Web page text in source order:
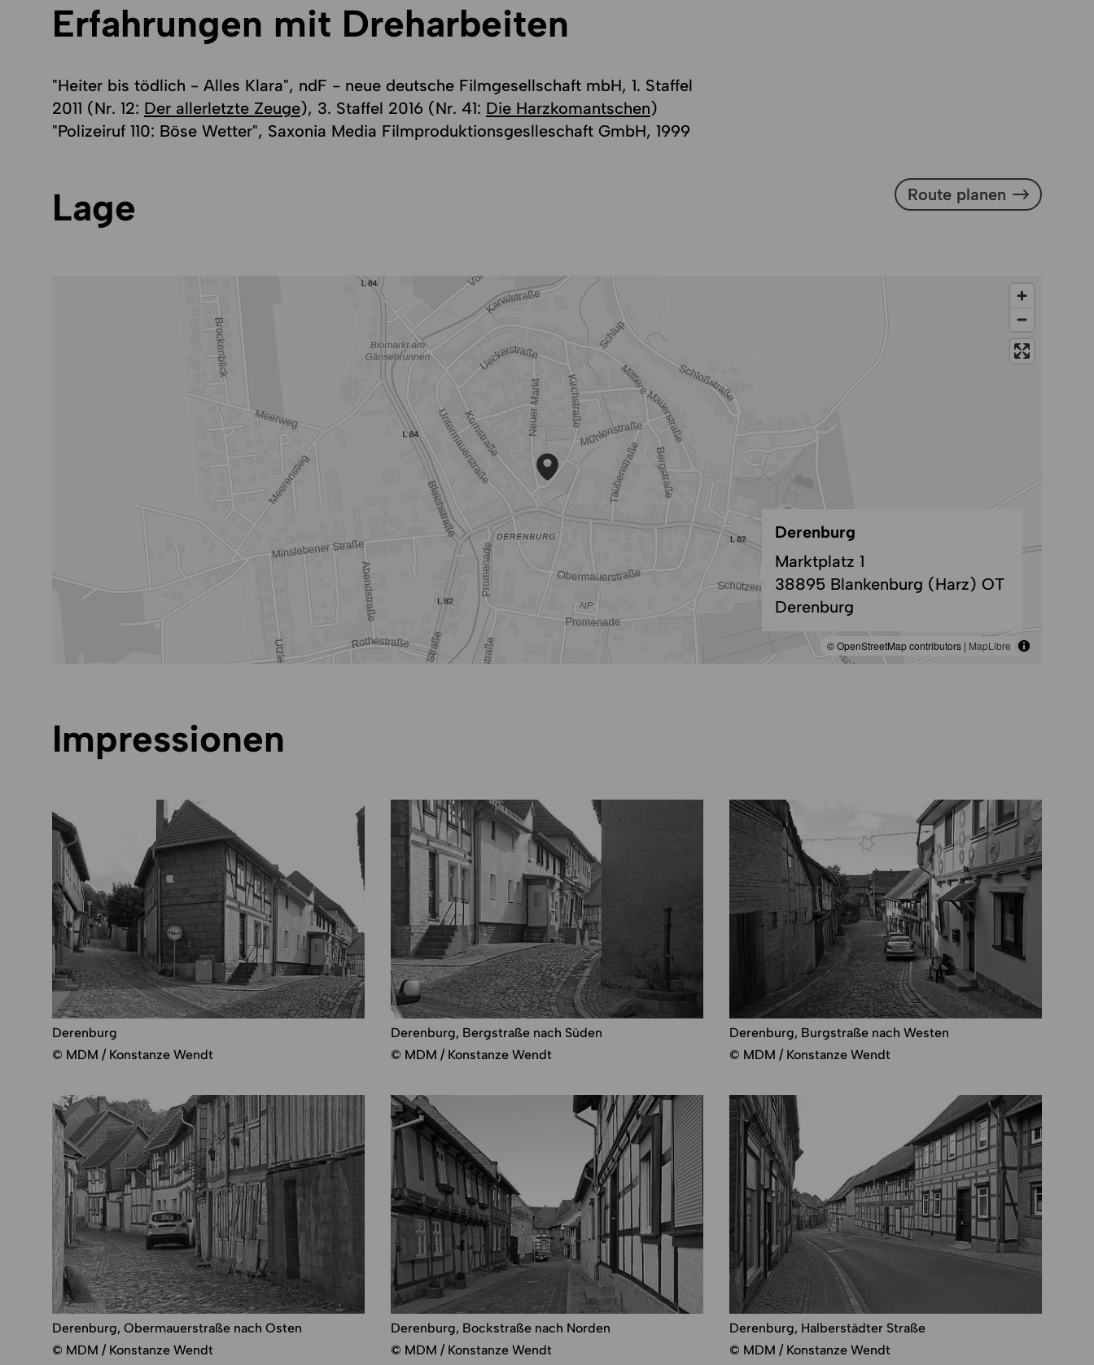
Erfahrungen mit Dreharbeiten
"Heiter bis tödlich - Alles Klara", ndF - neue deutsche Filmgesellschaft mbH, 1. Staffel
2011 (Nr. 12: Der allerletzte Zeuge), 3. Staffel 2016 (Nr. 41: Die Harzkomantschen)
"Polizeiruf 110: Böse Wetter", Saxonia Media Filmproduktionsgeslleschaft GmbH, 1999
Lage
Route planen
© OpenStreetMap contributors | MapLibre
Derenburg
Marktplatz 1
38895 Blankenburg (Harz) OT
Derenburg
Impressionen
Derenburg
© MDM / Konstanze Wendt
Derenburg, Bergstraße nach Süden
© MDM / Konstanze Wendt
Derenburg, Burgstraße nach Westen
© MDM / Konstanze Wendt
Derenburg, Obermauerstraße nach Osten
© MDM / Konstanze Wendt
Derenburg, Bockstraße nach Norden
© MDM / Konstanze Wendt
Derenburg, Halberstädter Straße
© MDM / Konstanze Wendt